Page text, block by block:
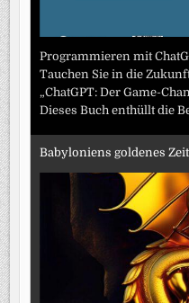
Programmieren mit
Tauchen Sie in die
„ChatGPT: Der Game-
Dieses Buch enthüllt die
Babyloniens goldenes